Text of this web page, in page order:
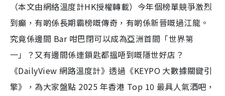
（本文由網絡溫度計HK授權轉載）今年個榜單競爭激烈
到癲，有啲係長期霸榜嘅傳奇，有啲係新晉嘅過江龍。
究竟係邊間 Bar 咁巴閉可以成為亞洲首間「世界第
一」？又有邊間係連鎖匙都搵唔到嘅隱世好店？
《DailyView 網路溫度計》透過《KEYPO 大數據關鍵引
擎》，為大家盤點 2025 年香港 Top 10 最具人氣酒吧，